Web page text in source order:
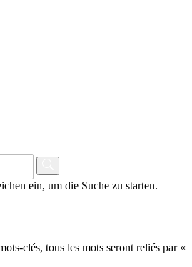
ein, um die Suche zu starten.
clés, tous les mots seront reliés par «